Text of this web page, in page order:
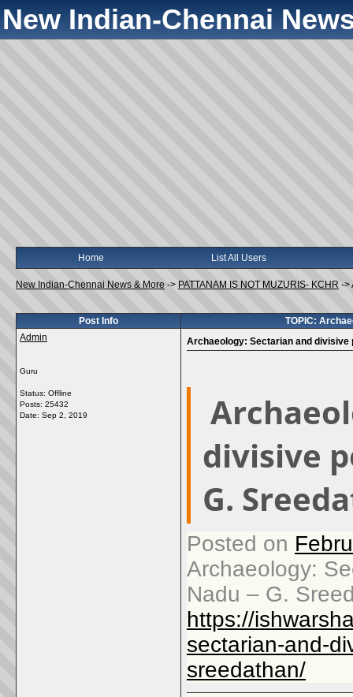
New Indian-Chennai
Home List All Users
New Indian-Chennai News & More -> PATTANAM IS NOT MUZURIS- KCHR ->
Post Info
TOPIC:
Admin
Guru
Status: Offline
Posts: 25432
Date: Sep 2, 2019
Archaeology: Sectarian and divisive
divisive
G.
Posted on
Archaeology:
Nadu – G.
https://
sectarian-and-
sreedathan/